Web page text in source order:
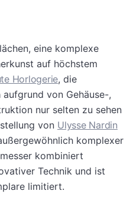
eine komplexe
auf höchstem
Horlogerie, die
von Gehäuse-,
nur selten zu sehen
von Ulysse Nardin
komplexer
kombiniert
Technik und ist
limitiert.